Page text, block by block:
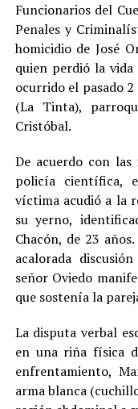
Funcionarios del
Penales y
homicidio de José
quien perdió la
ocurrido el pasado
(La Tinta),
Cristóbal.
De acuerdo con las
policía científica,
víctima acudió a la
su yerno,
Chacón, de 23
acalorada
señor Oviedo
que sostenía la
La disputa verbal
en una riña física
enfrentamiento,
arma blanca